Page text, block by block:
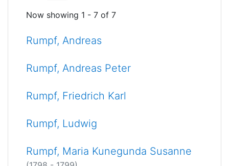
Now showing 1 - 7 of 7
Rumpf, Andreas
Rumpf, Andreas Peter
Rumpf, Friedrich Karl
Rumpf, Ludwig
Rumpf, Maria Kunegunda Susanne